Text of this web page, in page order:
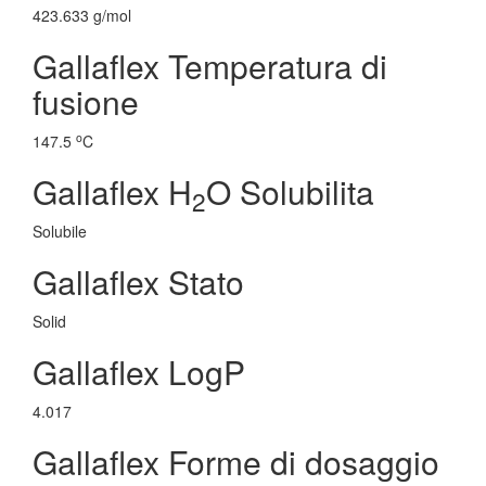
423.633 g/mol
Gallaflex Temperatura di
fusione
147.5 oC
Gallaflex H2O Solubilita
Solubile
Gallaflex Stato
Solid
Gallaflex LogP
4.017
Gallaflex Forme di dosaggio